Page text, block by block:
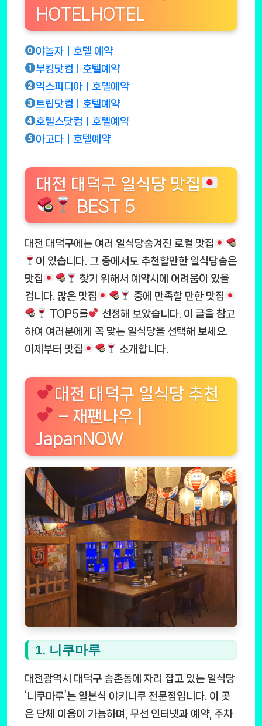
HOTELHOTEL
야놀자ㅣ호텔 예약
부킹닷컴ㅣ호텔예약
익스피디아ㅣ호텔예약
트립닷컴ㅣ호텔예약
호텔스닷컴ㅣ호텔예약
아고다ㅣ호텔예약
대전 대덕구 일식당 맛집
BEST 5
대전 대덕구에는 여러 일식당숨겨진 로컬 맛집
이 있습니다. 그 중에서도 추천할만한 일식당숨은
맛집
찾기 위해서 예약시에 어려움이 있을
겁니다. 많은 맛집
중에 만족할 만한 맛집
TOP5를
선정해 보았습니다. 이 글을 참고
하여 여러분에게 꼭 맞는 일식당을 선택해 보세요.
이제부터 맛집
소개합니다.
대전 대덕구 일식당 추천
– 재팬나우 |
JapanNOW
1. 니쿠마루
대전광역시 대덕구 송촌동에 자리 잡고 있는 일식당
‘니쿠마루’는 일본식 야키니쿠 전문점입니다. 이 곳
은 단체 이용이 가능하며, 무선 인터넷과 예약, 주차